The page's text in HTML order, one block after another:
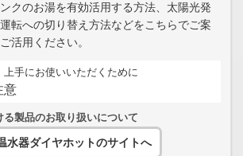
クのお湯を有効活用する方法、太陽光発
転への切り替え方法などをこちらでご案
活用ください。
上手にお使いいただくために
意
製品のお取り扱いについて